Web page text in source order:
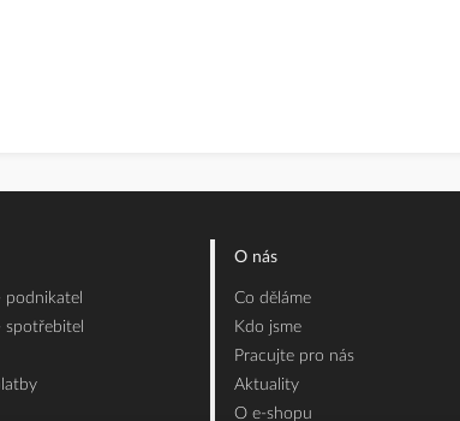
O nás
Co děláme
Kdo jsme
Pracujte pro nás
Aktuality
O e-shopu